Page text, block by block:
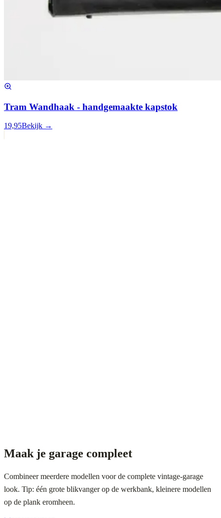
Tram Wandhaak - handgemaakte kapstok
19,95Bekijk →
Maak je garage compleet
Combineer meerdere modellen voor de complete vintage-garage
look. Tip: één grote blikvanger op de werkbank, kleinere modellen
op de plank eromheen.